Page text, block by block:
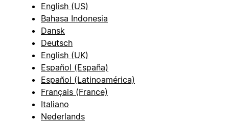
English (US)
Bahasa Indonesia
Dansk
Deutsch
English (UK)
Español (España)
Español (Latinoamérica)
Français (France)
Italiano
Nederlands